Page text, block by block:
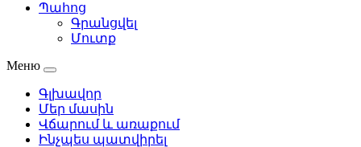
Պահոց
Գրանցվել
Մուտք
Меню
Գլխավոր
Մեր մասին
Վճարում և առաքում
Ինչպես պատվիրել